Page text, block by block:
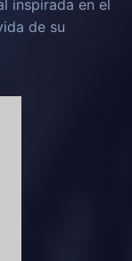
inspirada en el
de su